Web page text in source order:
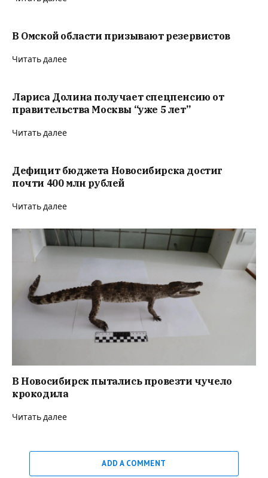
В Омской области призывают резервистов
Читать далее
Лариса Долина получает спецпенсию от
правительства Москвы “уже 5 лет”
Читать далее
Дефицит бюджета Новосибирска достиг
почти 400 млн рублей
Читать далее
В Новосибирск пытались провезти чучело
крокодила
Читать далее
ADD A COMMENT